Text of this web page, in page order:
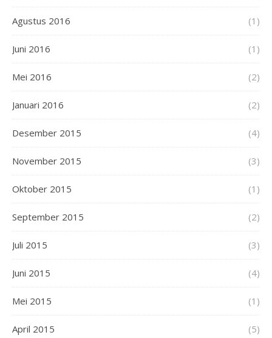
Agustus 2016 (1)
Juni 2016 (1)
Mei 2016 (2)
Januari 2016 (2)
Desember 2015 (4)
November 2015 (3)
Oktober 2015 (1)
September 2015 (2)
Juli 2015 (3)
Juni 2015 (4)
Mei 2015 (1)
April 2015 (5)